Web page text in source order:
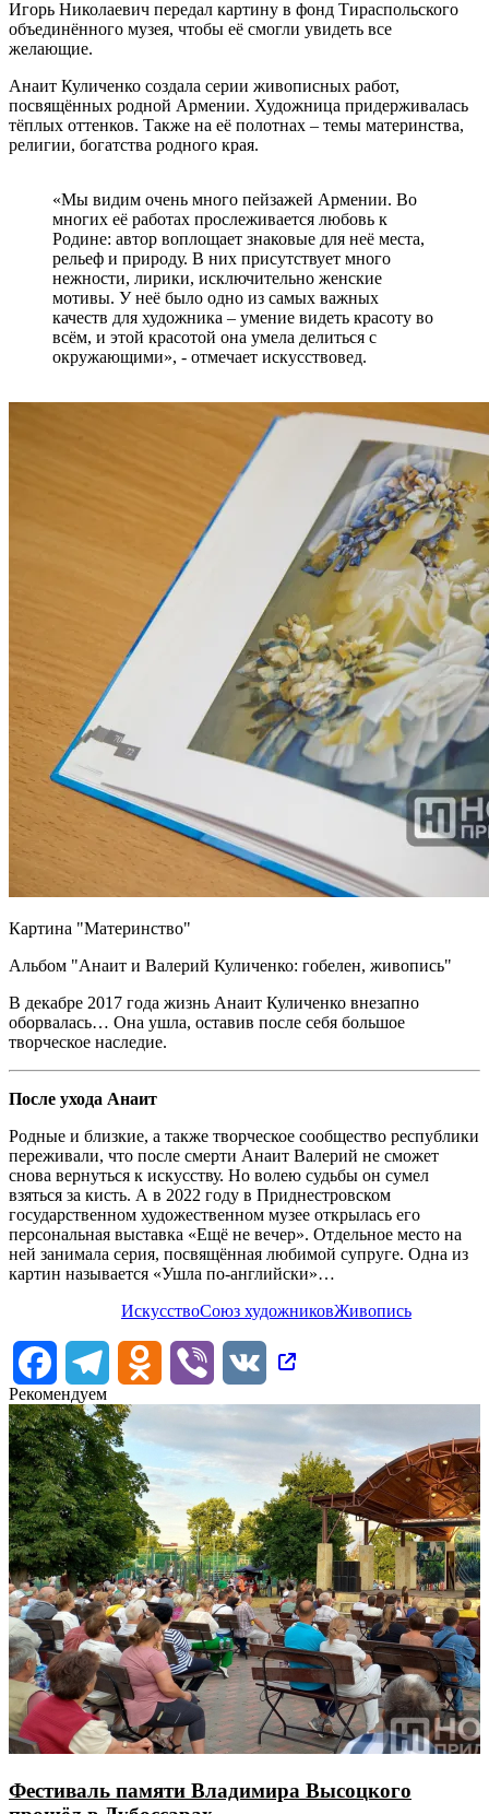
Игорь Николаевич передал картину в фонд Тираспольского
объединённого музея, чтобы её смогли увидеть все
желающие.
Анаит Куличенко создала серии живописных работ,
посвящённых родной Армении. Художница придерживалась
тёплых оттенков. Также на её полотнах – темы материнства,
религии, богатства родного края.
«Мы видим очень много пейзажей Армении. Во
многих её работах прослеживается любовь к
Родине: автор воплощает знаковые для неё места,
рельеф и природу. В них присутствует много
нежности, лирики, исключительно женские
мотивы. У неё было одно из самых важных
качеств для художника – умение видеть красоту во
всём, и этой красотой она умела делиться с
окружающими», - отмечает искусствовед.
Картина "Материнство"
Альбом "Анаит и Валерий Куличенко: гобелен, живопись"
В декабре 2017 года жизнь Анаит Куличенко внезапно
оборвалась… Она ушла, оставив после себя большое
творческое наследие.
После ухода Анаит
Родные и близкие, а также творческое сообщество республики
переживали, что после смерти Анаит Валерий не сможет
снова вернуться к искусству. Но волею судьбы он сумел
взяться за кисть. А в 2022 году в Приднестровском
государственном художественном музее открылась его
персональная выставка «Ещё не вечер». Отдельное место на
ней занимала серия, посвящённая любимой супруге. Одна из
картин называется «Ушла по-английски»…
ИскусствоСоюз художниковЖивопись
FacebookTelegram Odnoklassniki
Viber
VK
Рекомендуем
Фестиваль памяти Владимира Высоцкого